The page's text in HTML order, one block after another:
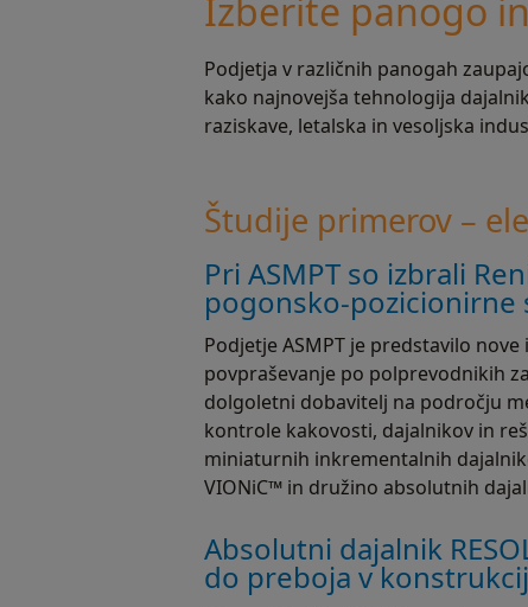
Izberite panogo
Podjetja v različnih panogah
kako najnovejša tehnologija
raziskave, letalska in vesoljska
Študije primerov –
Pri ASMPT so izbrali
pogonsko-pozicionirne
Podjetje ASMPT je predstavilo
povpraševanje po polprevodnikih
dolgoletni dobavitelj na področju
kontrole kakovosti, dajalnikov in
miniaturnih inkrementalnih
VIONiC™ in družino absolutnih
Absolutni dajalnik
do preboja v